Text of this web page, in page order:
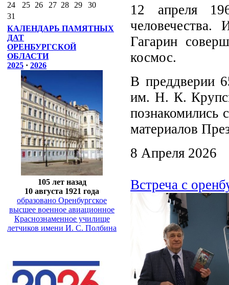
24
25 26 27 28 29
30
31
КАЛЕНДАРЬ ПАМЯТНЫХ
ДАТ
ОРЕНБУРГСКОЙ
ОБЛАСТИ
2025 · 2026
105 лет назад
10 августа 1921 года
образовано Оренбургское
высшее военное авиационное
Краснознаменное училище
летчиков имени И. С. Полбина
12 апреля
Гагарин
космос.
В преддверии
им. Н. К.
познакомились
материалов
8 Апреля 2026
Встреча с